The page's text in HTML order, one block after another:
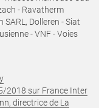
- Ravatherm
SARL, Dolleren - Siat
- VNF - Voies
2018 sur France Inter
directrice de La